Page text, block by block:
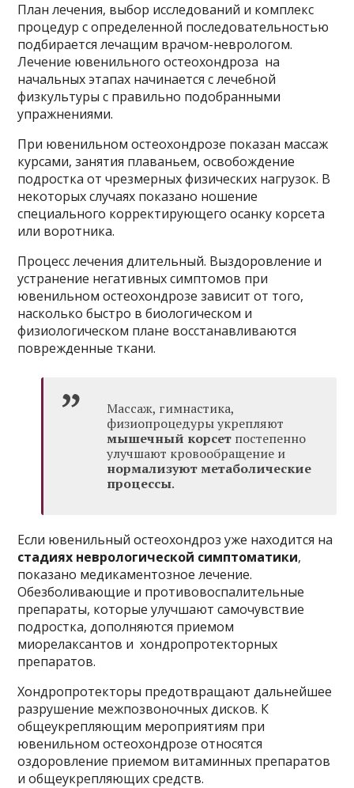
План лечения, выбор исследований и комплекс
процедур с определенной последовательностью
подбирается лечащим врачом-неврологом.
Лечение ювенильного остеохондроза на
начальных этапах начинается с лечебной
физкультуры с правильно подобранными
упражнениями.
При ювенильном остеохондрозе показан массаж
курсами, занятия плаваньем, освобождение
подростка от чрезмерных физических нагрузок. В
некоторых случаях показано ношение
специального корректирующего осанку корсета
или воротника.
Процесс лечения длительный. Выздоровление и
устранение негативных симптомов при
ювенильном остеохондрозе зависит от того,
насколько быстро в биологическом и
физиологическом плане восстанавливаются
поврежденные ткани.
Массаж, гимнастика,
физиопроцедуры укрепляют
мышечный корсет постепенно
улучшают кровообращение и
нормализуют метаболические
процессы.
Если ювенильный остеохондроз уже находится на
стадиях неврологической симптоматики,
показано медикаментозное лечение.
Обезболивающие и противовоспалительные
препараты, которые улучшают самочувствие
подростка, дополняются приемом
миорелаксантов и хондропротекторных
препаратов.
Хондропротекторы предотвращают дальнейшее
разрушение межпозвоночных дисков. К
общеукрепляющим мероприятиям при
ювенильном остеохондрозе относятся
оздоровление приемом витаминных препаратов
и общеукрепляющих средств.